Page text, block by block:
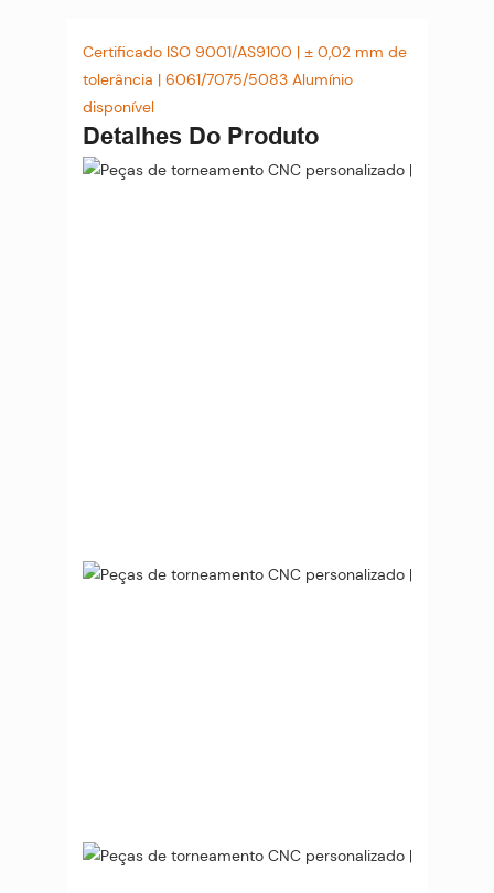
Certificado ISO 9001/AS9100 | ± 0,02 mm de
tolerância | 6061/7075/5083 Alumínio
disponível
Detalhes Do Produto